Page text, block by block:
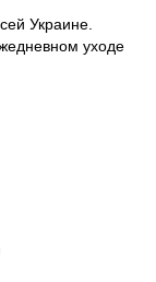
Украине.
уходе